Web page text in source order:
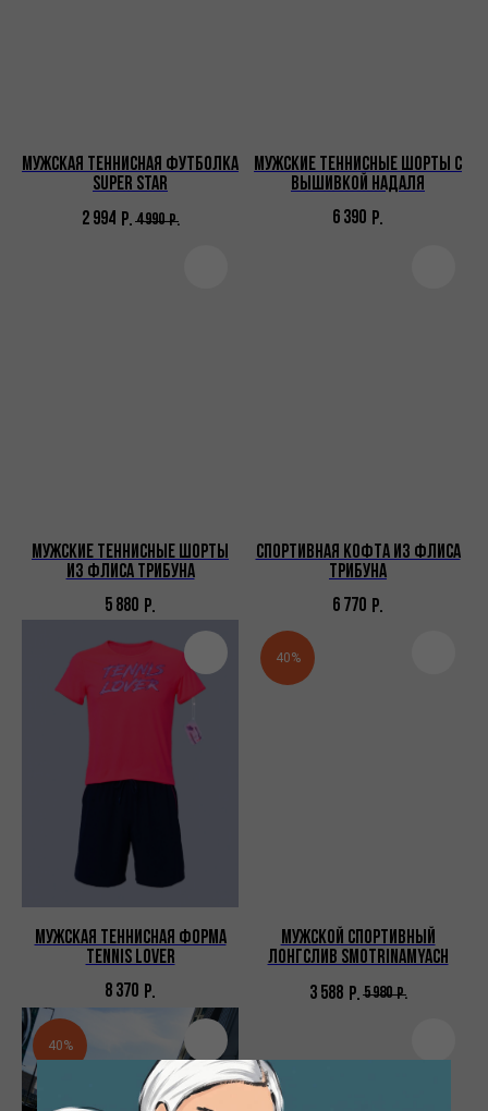
Мужская теннисная футболка
SUPER STAR
2 994 Р. 4 990 Р.
Мужские теннисные шорты с
вышивкой Надаля
6 390 Р.
Мужские теннисные шорты
из флиса Трибуна
5 880 Р.
Спортивная кофта из флиса
Трибуна
6 770 Р.
Мужская теннисная форма
TENNIS LOVER
8 370 Р.
40%
Мужской спортивный
лонгслив SMOTRINAMYACH
3 588 Р. 5 980 Р.
40%